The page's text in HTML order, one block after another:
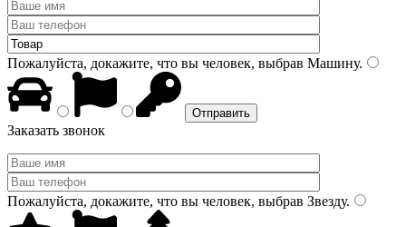
Пожалуйста, докажите, что вы человек, выбрав Машину.
Заказать звонок
Пожалуйста, докажите, что вы человек, выбрав Звезду.